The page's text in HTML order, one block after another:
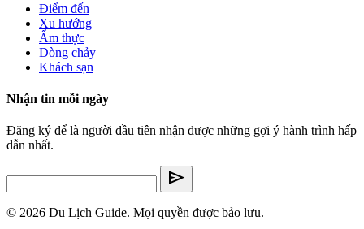
Điểm đến
Xu hướng
Ẩm thực
Dòng chảy
Khách sạn
Nhận tin mỗi ngày
Đăng ký để là người đầu tiên nhận được những gợi ý hành trình hấp
dẫn nhất.
send
© 2026 Du Lịch Guide. Mọi quyền được bảo lưu.